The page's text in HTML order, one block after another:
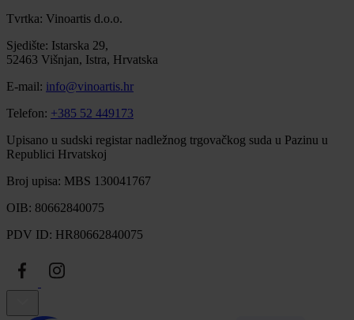
Tvrtka: Vinoartis d.o.o.
Sjedište: Istarska 29,
52463 Višnjan, Istra, Hrvatska
E-mail: info@vinoartis.hr
Telefon: +385 52 449173
Upisano u sudski registar nadležnog trgovačkog suda u Pazinu u
Republici Hrvatskoj
Broj upisa: MBS 130041767
OIB: 80662840075
PDV ID: HR80662840075